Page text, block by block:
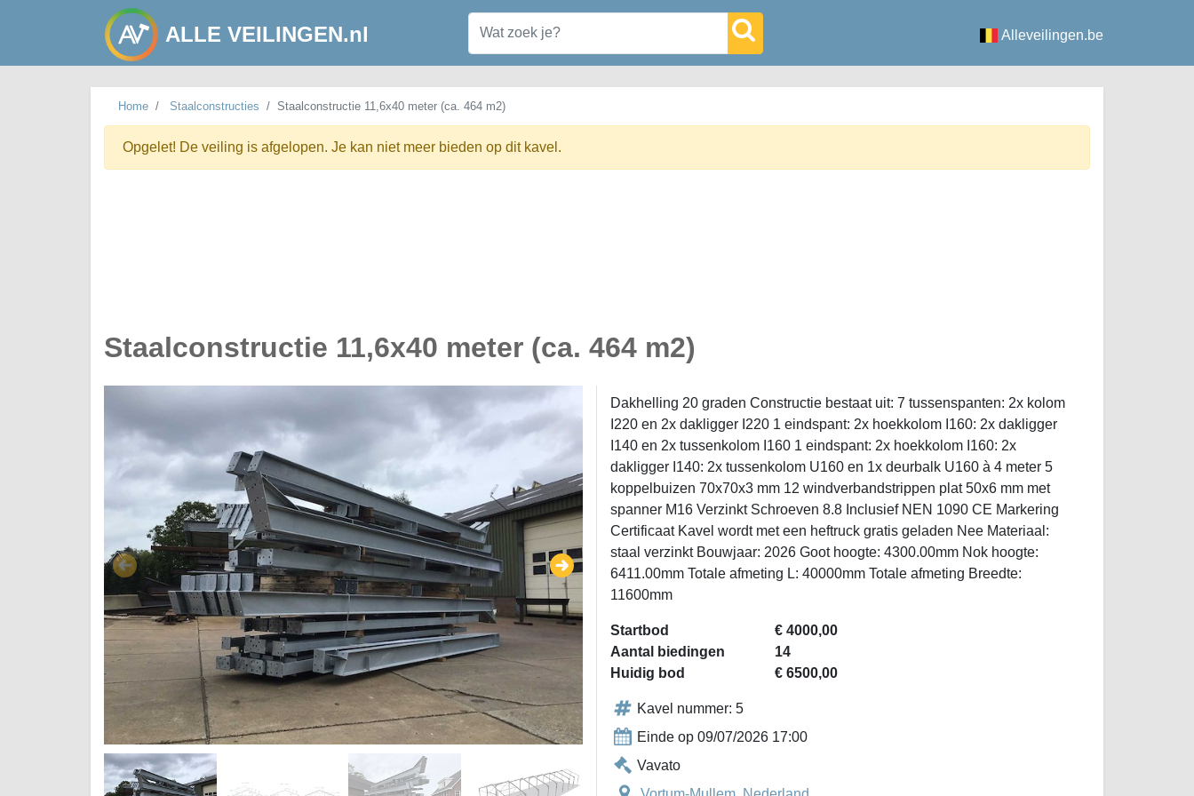
ALLE VEILINGEN.nl Alleveilingen.be
Home Staalconstructies Staalconstructie 11,6x40 meter (ca. 464 m2)
Opgelet! De veiling is afgelopen. Je kan niet meer bieden op dit kavel.
Staalconstructie 11,6x40 meter (ca. 464 m2)
Dakhelling 20 graden Constructie bestaat uit: 7 tussenspanten: 2x kolom
I220 en 2x dakligger I220 1 eindspant: 2x hoekkolom I160: 2x dakligger
I140 en 2x tussenkolom I160 1 eindspant: 2x hoekkolom I160: 2x
dakligger I140: 2x tussenkolom U160 en 1x deurbalk U160 à 4 meter 5
koppelbuizen 70x70x3 mm 12 windverbandstrippen plat 50x6 mm met
spanner M16 Verzinkt Schroeven 8.8 Inclusief NEN 1090 CE Markering
Certificaat Kavel wordt met een heftruck gratis geladen Nee Materiaal:
staal verzinkt Bouwjaar: 2026 Goot hoogte: 4300.00mm Nok hoogte:
6411.00mm Totale afmeting L: 40000mm Totale afmeting Breedte:
11600mm
Startbod
€ 4000,00
Aantal biedingen
14
Huidig bod
€ 6500,00
Kavel nummer: 5
Einde op 09/07/2026 17:00
Vavato